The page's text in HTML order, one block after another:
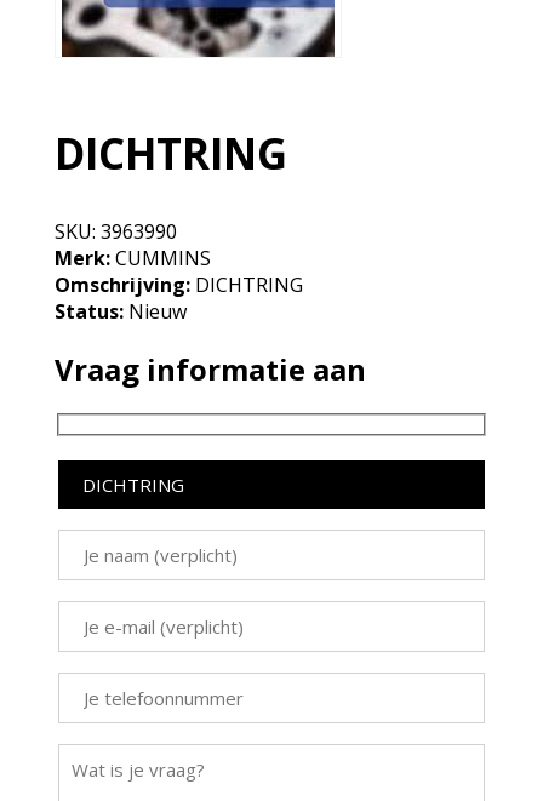
DICHTRING
SKU: 3963990
Merk:CUMMINS
Omschrijving:DICHTRING
Status:Nieuw
Vraag informatie aan